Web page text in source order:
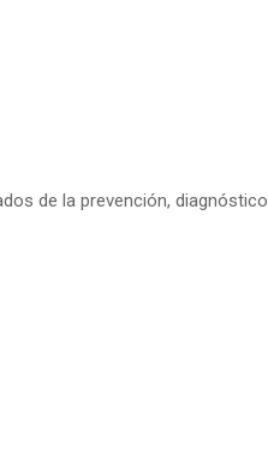
de la prevención, diagnóstico